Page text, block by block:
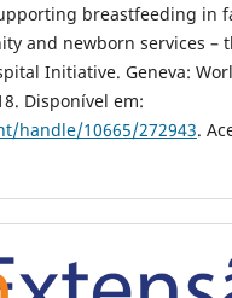
breastfeeding in
and newborn services –
Initiative. Geneva:
Disponível em:
handle/10665/272943.